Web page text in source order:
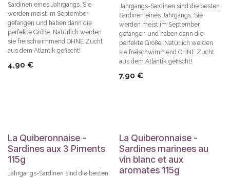
Sardinen eines Jahrgangs. Sie
werden meist im September
gefangen und haben dann die
perfekte Größe. Natürlich werden
sie freischwimmend OHNE Zucht
aus dem Atlantik gefischt!
4,90 €
Jahrgangs-Sardinen sind die besten
Sardinen eines Jahrgangs. Sie
werden meist im September
gefangen und haben dann die
perfekte Größe. Natürlich werden
sie freischwimmend OHNE Zucht
aus dem Atlantik gefischt!
7,90 €
La Quiberonnaise -
Sardines aux 3 Piments
115g
Jahrgangs-Sardinen sind die besten
La Quiberonnaise -
Sardines marinees au
vin blanc et aux
aromates 115g